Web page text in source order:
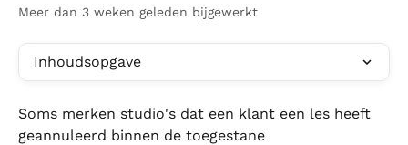
Meer dan 3 weken geleden bijgewerkt
Inhoudsopgave
Soms merken studio's dat een klant een les heeft
geannuleerd binnen de toegestane